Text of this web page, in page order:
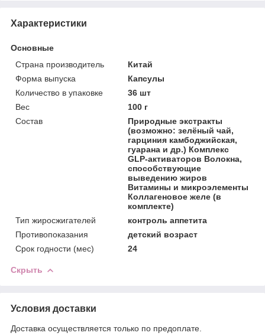
Характеристики
Основные
Страна производитель
Китай
Форма выпуска
Капсулы
Количество в упаковке
36 шт
Вес
100 г
Состав
Природные экстракты
(возможно: зелёный чай,
гарциния камбоджийская,
гуарана и др.) Комплекс
GLP-активаторов Волокна,
способствующие
выведению жиров
Витамины и микроэлементы
Коллагеновое желе (в
комплекте)
Тип жиросжигателей
контроль аппетита
Противопоказания
детский возраст
Срок годности (мес)
24
Скрыть
Условия доставки
Доставка осуществляется только по предоплате.